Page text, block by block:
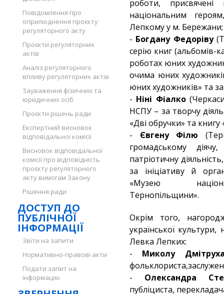
Повідомлення про
оприлюднення проєкту
регуляторного акту
Проєкти регуляторних
актів
Аналіз регуляторного
впливу регуляторних актів
Зауваження фізичних та
юридичних осіб
Проєкти рішень ради
Експертний висновок
відповідальної комісії
Висновок відповідальної
комісії про відповідність
проєкту регуляторного
акту вимогам Закону
Рішення ради
ДОСТУП ДО
ПУБЛІЧНОЇ
ІНФОРМАЦІЇ
Звіти на запити
Нормативно-правові акти
Подати запит на
інформацію
роботи,
національним
Лепкому у м. Бережани;
- Богдану Федоріву
серію книг (альбомів-
роботах юних
очима юних
юних художників» та за
- Ніні Фіалко
НСПУ – за творчу
«Дві обручки» та
- Євгену Філю
громадському
патріотичну
за ініціативу й
«Музею
Тернопільщини».
Окрім того,
української
Левка Лепких:
- Миколу
- Олександра
публіциста,